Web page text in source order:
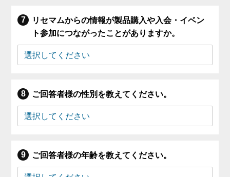
リセマムからの情報が製品購入や入会・イベン
ト参加につながったことがありますか。
ご回答者様の性別を教えてください。
ご回答者様の年齢を教えてください。